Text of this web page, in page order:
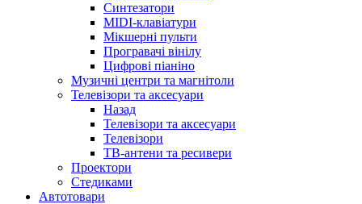
Синтезатори
MIDI-клавіатури
Мікшерні пульти
Програвачі вінілу
Цифрові піаніно
Музичні центри та магнітоли
Телевізори та аксесуари
Назад
Телевізори та аксесуари
Телевізори
ТВ-антени та ресивери
Проектори
Стедиками
Автотовари